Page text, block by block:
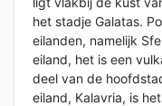
het stadje Galatas.
eilanden, namelijk
eiland, het is een
deel van de
eiland, Kalavria, is